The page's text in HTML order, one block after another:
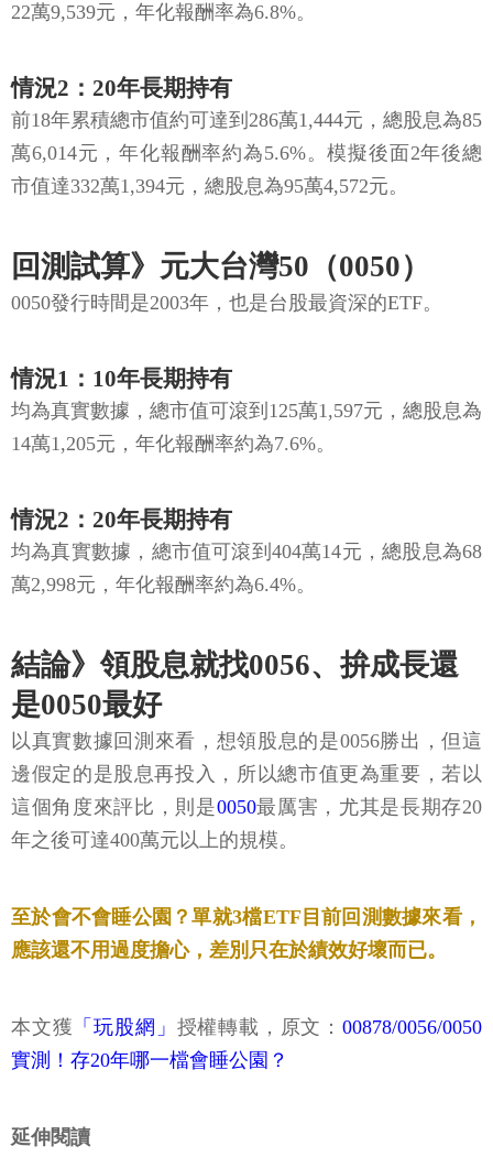
22萬9,539元，年化報酬率為6.8%。
情況2：20年長期持有
前18年累積總市值約可達到286萬1,444元，總股息為85
萬6,014元，年化報酬率約為5.6%。模擬後面2年後總
市值達332萬1,394元，總股息為95萬4,572元。
回測試算》元大台灣50（0050）
0050發行時間是2003年，也是台股最資深的ETF。
情況1：10年長期持有
均為真實數據，總市值可滾到125萬1,597元，總股息為
14萬1,205元，年化報酬率約為7.6%。
情況2：20年長期持有
均為真實數據，總市值可滾到404萬14元，總股息為68
萬2,998元，年化報酬率約為6.4%。
結論》領股息就找0056、拚成長還
是0050最好
以真實數據回測來看，想領股息的是0056勝出，但這
邊假定的是股息再投入，所以總市值更為重要，若以
這個角度來評比，則是0050最厲害，尤其是長期存20
年之後可達400萬元以上的規模。
至於會不會睡公園？單就3檔ETF目前回測數據來看，
應該還不用過度擔心，差別只在於績效好壞而已。
本文獲 「玩股網」 授權轉載，原文： 00878/0056/0050
實測！存20年哪一檔會睡公園？
延伸閱讀